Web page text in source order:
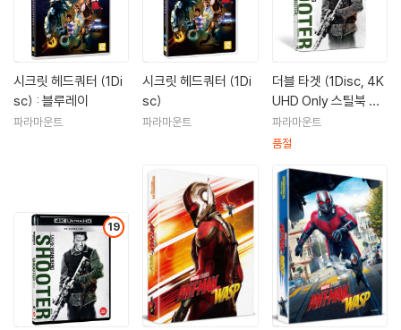
시크릿 헤드쿼터 (1Di
sc) : 블루레이
파라마운트
시크릿 헤드쿼터 (1Di
sc)
파라마운트
더블 타겟 (1Disc, 4K
UHD Only 스틸북 한
정수량) : 블루레이
파라마운트
품절
19